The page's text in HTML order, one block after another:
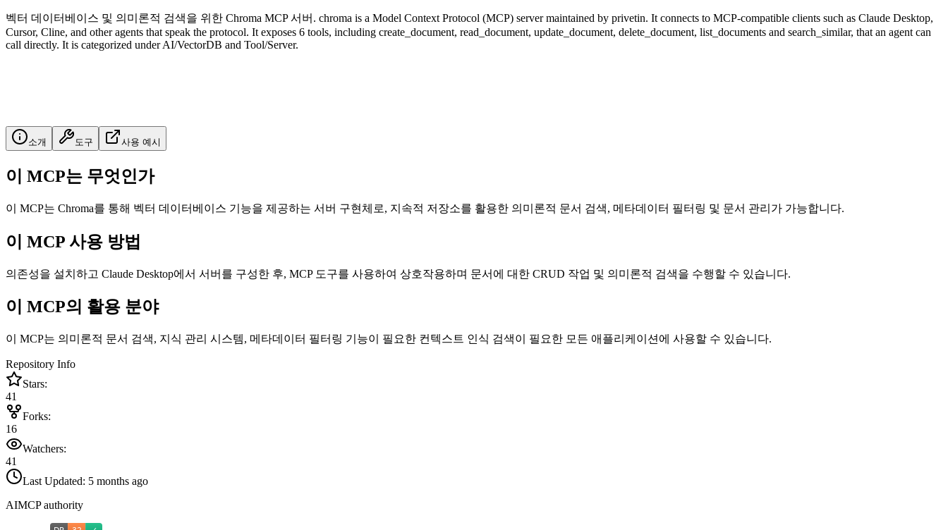
벡터 데이터베이스 및 의미론적 검색을 위한 Chroma MCP 서버. chroma is a Model Context Protocol (MCP) server maintained by privetin. It connects to MCP-compatible clients such as Claude Desktop,
Cursor, Cline, and other agents that speak the protocol. It exposes 6 tools, including create_document, read_document, update_document, delete_document, list_documents and search_similar, that an agent can
call directly. It is categorized under AI/VectorDB and Tool/Server.
소개 도구 사용 예시
이 MCP는 무엇인가
이 MCP는 Chroma를 통해 벡터 데이터베이스 기능을 제공하는 서버 구현체로, 지속적 저장소를 활용한 의미론적 문서 검색, 메타데이터 필터링 및 문서 관리가 가능합니다.
이 MCP 사용 방법
의존성을 설치하고 Claude Desktop에서 서버를 구성한 후, MCP 도구를 사용하여 상호작용하며 문서에 대한 CRUD 작업 및 의미론적 검색을 수행할 수 있습니다.
이 MCP의 활용 분야
이 MCP는 의미론적 문서 검색, 지식 관리 시스템, 메타데이터 필터링 기능이 필요한 컨텍스트 인식 검색이 필요한 모든 애플리케이션에 사용할 수 있습니다.
Repository Info
Stars:
41
Forks:
16
Watchers:
41
Last Updated: 5 months ago
AIMCP authority